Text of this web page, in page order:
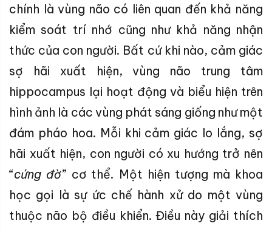
chính là vùng não có liên quan đến khả năng
kiểm soát trí nhớ cũng như khả năng nhận
thức của con người. Bất cứ khi nào, cảm giác
sợ hãi xuất hiện, vùng não trung tâm
hippocampus lại hoạt động và biểu hiện trên
hình ảnh là các vùng phát sáng giống như một
đám pháo hoa. Mỗi khi cảm giác lo lắng, sợ
hãi xuất hiện, con người có xu hướng trở nên
“cứng đờ” cơ thể. Một hiện tượng mà khoa
học gọi là sự ức chế hành xử do một vùng
thuộc não bộ điều khiển. Điều này giải thích